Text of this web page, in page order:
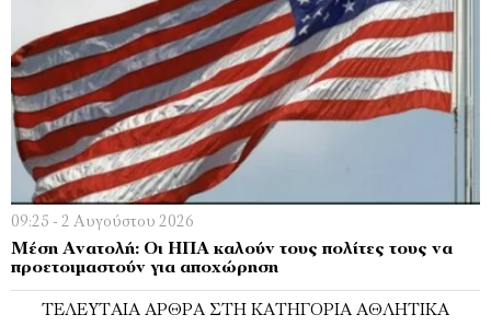
09:25 - 2 Αυγούστου 2026
Μέση Ανατολή: Οι ΗΠΑ καλούν τους πολίτες τους να
προετοιμαστούν για αποχώρηση
ΤΕΛΕΥΤΑΊΑ ΆΡΘΡΑ ΣΤΗ ΚΑΤΗΓΟΡΊΑ ΑΘΛΗΤΙΚΆ